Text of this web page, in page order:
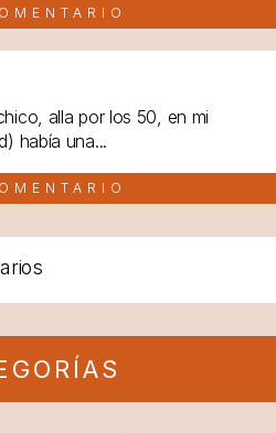
alla por los 50, en mi
había una...